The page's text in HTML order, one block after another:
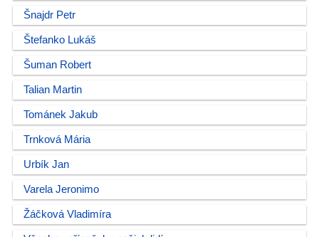
Šnajdr Petr
Štefanko Lukáš
Šuman Robert
Talian Martin
Tománek Jakub
Trnková Mária
Urbík Jan
Varela Jeronimo
Žáčková Vladimíra